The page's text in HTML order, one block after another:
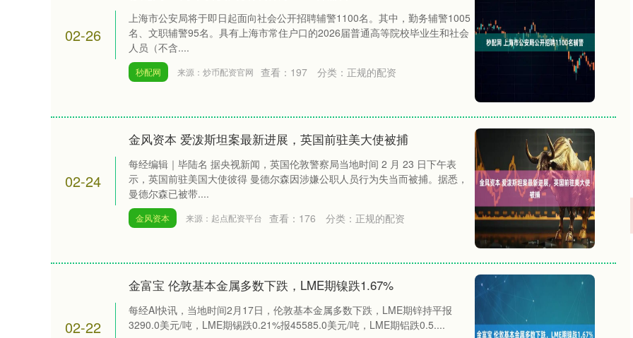
02-26
上海市公安局将于即日起面向社会公开招聘辅警1100名。其中，勤务辅警1005
名、文职辅警95名。具有上海市常住户口的2026届普通高等院校毕业生和社会
人员（不含....
秒配网 来源：炒币配资官网 查看： 197 分类： 正规的配资
02-24
金风资本 爱泼斯坦案最新进展，英国前驻美大使被捕
每经编辑｜毕陆名 据央视新闻，英国伦敦警察局当地时间 2 月 23 日下午表
示，英国前驻美国大使彼得 曼德尔森因涉嫌公职人员行为失当而被捕。据悉，
曼德尔森已被带....
金风资本 来源：起点配资平台 查看： 176 分类： 正规的配资
02-22
金富宝 伦敦基本金属多数下跌，LME期镍跌1.67%
每经AI快讯，当地时间2月17日，伦敦基本金属多数下跌，LME期锌持平报
3290.0美元/吨，LME期锡跌0.21%报45585.0美元/吨，LME期铝跌0.5....